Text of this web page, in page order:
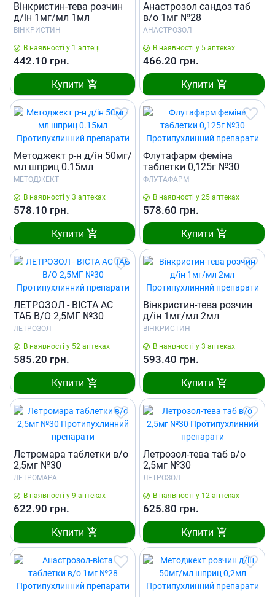
Вiнкристин-тева розчин
д/iн 1мг/мл 1мл
ВІНКРИСТИН
В наявності у 1 аптеці
442.10 грн.
Купити
Анастрозол сандоз таб
в/о 1мг №28
АНАСТРОЗОЛ
В наявності у 5 аптеках
466.20 грн.
Купити
Методжект р-н д/iн 50мг/
мл шприц 0.15мл
МЕТОДЖЕКТ
В наявності у 3 аптеках
578.10 грн.
Купити
Флутафарм феміна
таблетки 0,125г №30
ФЛУТАФАРМ
В наявності у 25 аптеках
578.60 грн.
Купити
ЛЕТРОЗОЛ - ВIСТА АС
ТАБ В/О 2,5МГ №30
ЛЕТРОЗОЛ
В наявності у 52 аптеках
585.20 грн.
Купити
Вiнкристин-тева розчин
д/iн 1мг/мл 2мл
ВІНКРИСТИН
В наявності у 3 аптеках
593.40 грн.
Купити
Лєтромара таблетки в/о
2,5мг №30
ЛЕТРОМАРА
В наявності у 9 аптеках
622.90 грн.
Купити
Летрозол-тева таб в/о
2,5мг №30
ЛЕТРОЗОЛ
В наявності у 12 аптеках
625.80 грн.
Купити